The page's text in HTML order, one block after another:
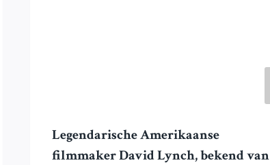
Legendarische Amerikaanse
filmmaker David Lynch, bekend van